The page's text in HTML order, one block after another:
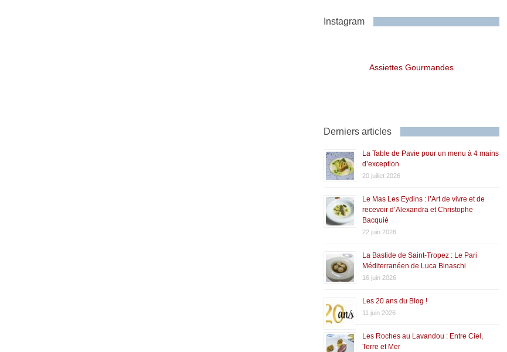
Instagram
Assiettes Gourmandes
Derniers articles
La Table de Pavie pour un menu à 4 mains
d’exception
20 juillet 2026
Le Mas Les Eydins : l’Art de vivre et de
recevoir d’Alexandra et Christophe
Bacquié
22 juin 2026
La Bastide de Saint-Tropez : Le Pari
Méditerranéen de Luca Binaschi
16 juin 2026
Les 20 ans du Blog !
11 juin 2026
Les Roches au Lavandou : Entre Ciel,
Terre et Mer